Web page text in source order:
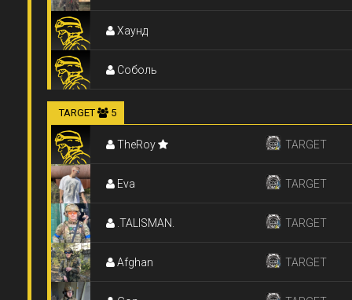
Хаунд
Соболь
TARGET 5
TheRoy TARGET
Eva TARGET
.TALISMAN. TARGET
Afghan TARGET